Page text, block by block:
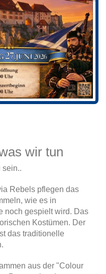
wir tun
sein..
Rebels pflegen das
wie es in
noch gespielt wird. Das
Kostümen. Der
das traditionelle
aus der "Colour